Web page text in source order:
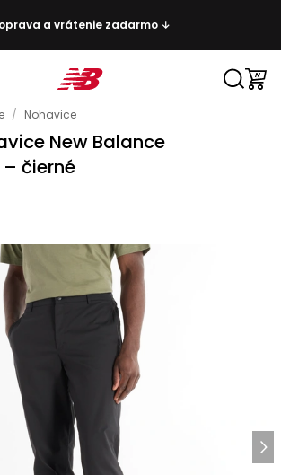
a vrátenie zadarmo ↓
/ Nohavice
New Balance
– čierné